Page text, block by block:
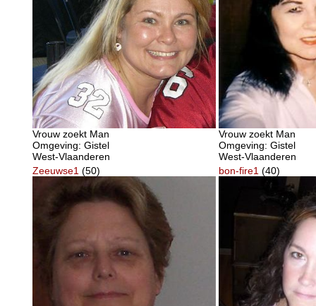
Vrouw zoekt Man
Omgeving: Gistel
West-Vlaanderen
Vrouw zoekt Man
Omgeving: Gistel
West-Vlaanderen
Zeeuwse1 (50) bon-fire1 (40)